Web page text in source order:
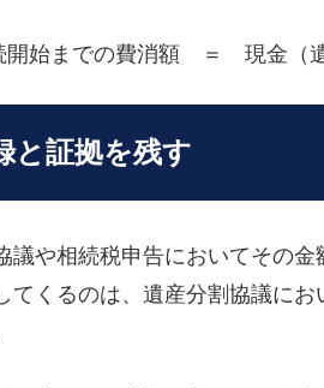
始までの費消額 ＝ 現金（遺
と証拠を残す
や相続税申告においてその
くるのは、遺産分割協議に